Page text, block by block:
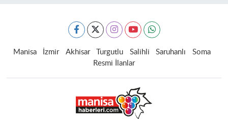
Manisa İzmir Akhisar Turgutlu Salihli Saruhanlı
Soma
Resmi İlanlar